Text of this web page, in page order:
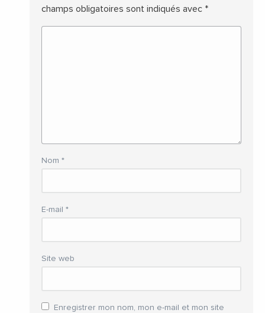
champs obligatoires sont indiqués avec *
Nom *
E-mail *
Site web
Enregistrer mon nom, mon e-mail et mon site